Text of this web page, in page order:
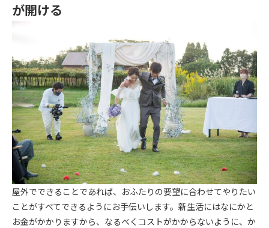
が開ける
屋外でできることであれば、おふたりの要望に合わせてやりたい
ことがすべてできるようにお手伝いします。新生活にはなにかと
お金がかかりますから、なるべくコストがかからないように、か